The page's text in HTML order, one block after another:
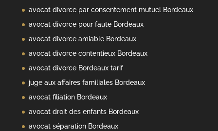
avocat divorce par consentement mutuel Bordeaux
avocat divorce pour faute Bordeaux
avocat divorce amiable Bordeaux
avocat divorce contentieux Bordeaux
avocat divorce Bordeaux tarif
juge aux affaires familiales Bordeaux
avocat filiation Bordeaux
avocat droit des enfants Bordeaux
avocat séparation Bordeaux